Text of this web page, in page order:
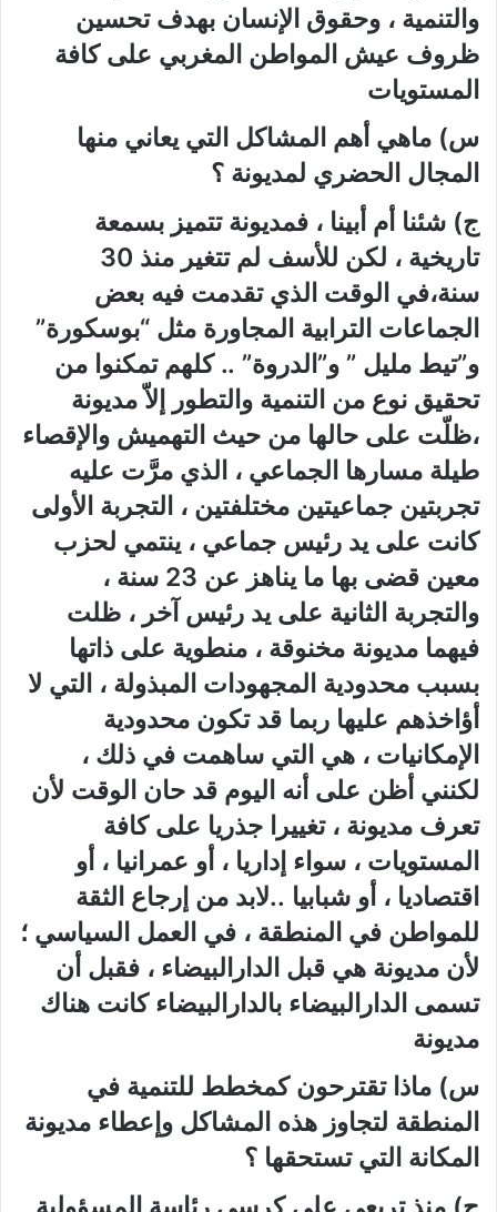
والتنمية ، وحقوق الإنسان بهدف تحسين
ظروف عيش المواطن المغربي على كافة
المستويات
س) ماهي أهم المشاكل التي يعاني منها
المجال الحضري لمديونة ؟
ج) شئنا أم أبينا ، فمديونة تتميز بسمعة
تاريخية ، لكن للأسف لم تتغير منذ 30
سنة،في الوقت الذي تقدمت فيه بعض
الجماعات الترابية المجاورة مثل “بوسكورة”
و”تيط مليل ” و”الدروة” .. كلهم تمكنوا من
تحقيق نوع من التنمية والتطور إلاّ مديونة
،ظلّت على حالها من حيث التهميش والإقصاء
طيلة مسارها الجماعي ، الذي مرَّت عليه
تجربتين جماعيتين مختلفتين ، التجربة الأولى
كانت على يد رئيس جماعي ، ينتمي لحزب
معين قضى بها ما يناهز عن 23 سنة ،
والتجربة الثانية على يد رئيس آخر ، ظلت
فيهما مديونة مخنوقة ، منطوية على ذاتها
بسبب محدودية المجهودات المبذولة ، التي لا
أؤاخذهم عليها ربما قد تكون محدودية
الإمكانيات ، هي التي ساهمت في ذلك ،
لكنني أظن على أنه اليوم قد حان الوقت لأن
تعرف مديونة ، تغييرا جذريا على كافة
المستويات ، سواء إداريا ، أو عمرانيا ، أو
اقتصاديا ، أو شبابيا ..لابد من إرجاع الثقة
للمواطن في المنطقة ، في العمل السياسي ؛
لأن مديونة هي قبل الدارالبيضاء ، فقبل أن
تسمى الدارالبيضاء بالدارالبيضاء كانت هناك
مديونة
س) ماذا تقترحون كمخطط للتنمية في
المنطقة لتجاوز هذه المشاكل وإعطاء مديونة
المكانة التي تستحقها ؟